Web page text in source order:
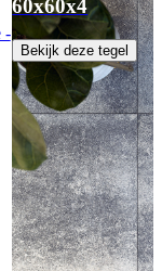
-
60x60x4
Bekijk deze tegel